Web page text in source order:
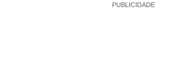
PUBLICIDADE